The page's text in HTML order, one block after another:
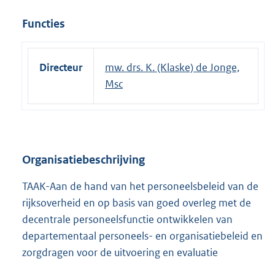
Functies
Directeur
mw. drs. K. (Klaske) de Jonge,
Msc
Organisatiebeschrijving
TAAK-Aan de hand van het personeelsbeleid van de
rijksoverheid en op basis van goed overleg met de
decentrale personeelsfunctie ontwikkelen van
departementaal personeels- en organisatiebeleid en
zorgdragen voor de uitvoering en evaluatie